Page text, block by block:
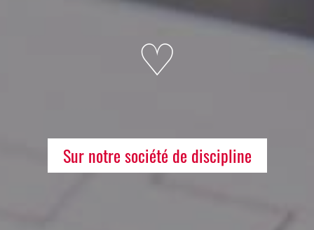
♡
Sur notre société de discipline